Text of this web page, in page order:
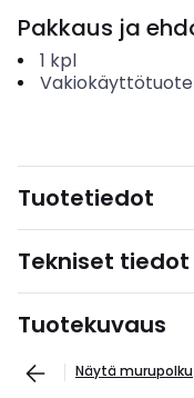
Pakkaus ja
1 kpl
Vakiokäyttötuote
Tuotetiedot
Tekniset tiedot
Tuotekuvaus
Näytä murupolku